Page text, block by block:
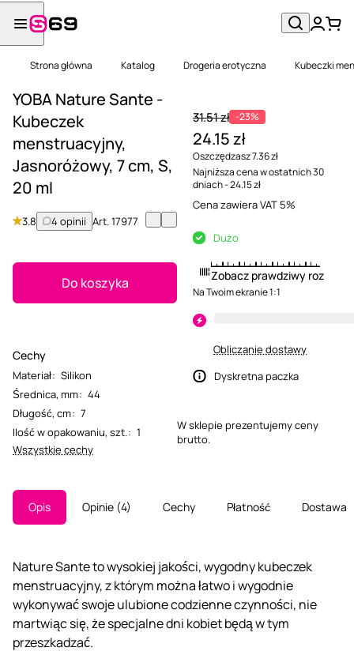
Strona główna Katalog Drogeria erotyczna Kubeczki
YOBA Nature Sante -
Kubeczek
menstruacyjny,
Jasnoróżowy, 7 cm, S,
20 ml
3.8 4 opinii Art.17977
Do koszyka
Cechy
Materiał: Silikon
Średnica, mm: 44
Długość, cm: 7
Ilość w opakowaniu, szt.: 1
Wszystkie cechy
31.51 zł -23%
24.15 zł
Oszczędzasz 7.36 zł
Najniższa cena w ostatnich 30
dniach - 24.15 zł
Cena zawiera VAT 5%
Dużo
Zobacz prawdziwy rozmiar
Na Twoim ekranie 1:1
Obliczanie dostawy
Dyskretna paczka
W sklepie prezentujemy ceny
brutto.
Opis Opinie 4 Cechy Płatność Dostawa
Nature Sante to wysokiej jakości, wygodny kubeczek
menstruacyjny, z którym można łatwo i wygodnie
wykonywać swoje ulubione codzienne czynności, nie
martwiąc się, że specjalne dni kobiet będą w tym
przeszkadzać.